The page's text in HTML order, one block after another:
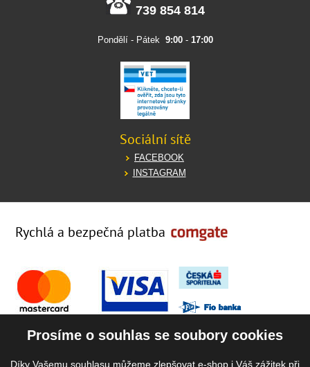
739 854 814
Pondělí - Pátek 9:00- 17:00
Sociální sítě
FACEBOOK
INSTAGRAM
Rychlá a bezpečná platba
Prosíme o souhlas se soubory cookies
Díky Vašemu souhlasu můžeme zlepšovat e-shop i Váš zážitek při